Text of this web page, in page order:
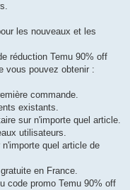
les nouveaux et les
réduction Temu 90% off
vous pouvez obtenir :
commande.
existants.
sur n'importe quel article.
utilisateurs.
quel article de
en France.
code promo Temu 90% off